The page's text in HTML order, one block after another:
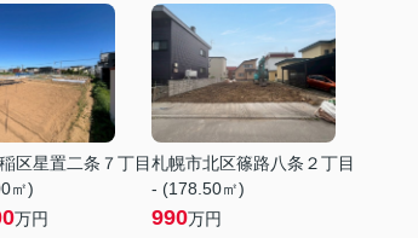
区星置二条７丁目
㎡)
万円
札幌市北区篠路八条２丁目
- (178.50㎡)
990万円